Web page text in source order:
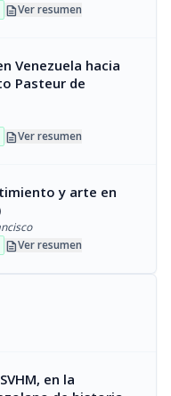
descriptionVer resumen
Venezuela hacia
Pasteur de
descriptionVer resumen
y arte en
descriptionVer resumen
en la